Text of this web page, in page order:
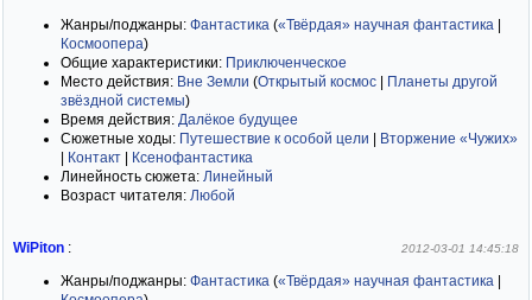
Жанры/поджанры: Фантастика («Твёрдая» научная фантастика
Космоопера)
Общие характеристики: Приключенческое
Место действия: Вне Земли (Открытый космос
Планеты другой
звёздной системы)
Время действия: Далёкое будущее
Сюжетные ходы: Путешествие к особой цели
Вторжение «Чужих»
Контакт
Ксенофантастика
Линейность сюжета: Линейный
Возраст читателя: Любой
WiPiton : 2012-03-01 14:45:18
Жанры/поджанры: Фантастика («Твёрдая» научная фантастика